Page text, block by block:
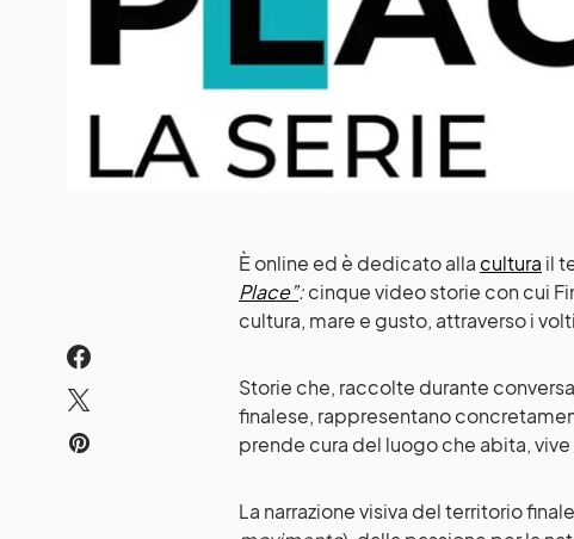
È online ed è dedicato allacultura il
Place”:cinque video storie con cui
cultura, mare e gusto, attraverso i
Storie che, raccolte durante
finalese, rappresentano
prende cura del luogo che abita,
La narrazione visiva del territorio